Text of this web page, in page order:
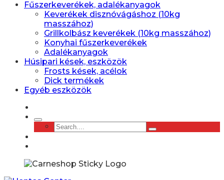
Fűszerkeverékek, adalékanyagok
Keverékek disznóvágáshoz (10kg
masszához)
Grillkolbász keverékek (10kg masszához)
Konyhai fűszerkeverékek
Adalékanyagok
Húsipari kések, eszközök
Frosts kések, acélok
Dick termékek
Egyéb eszközök